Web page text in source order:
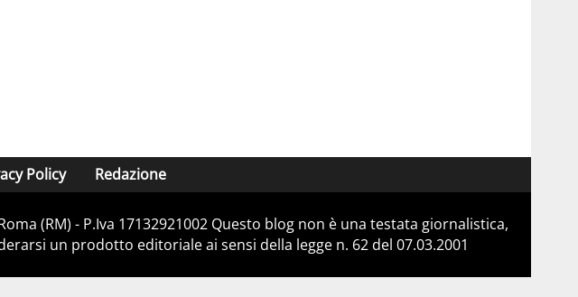
Policy Redazione
(RM) - P.Iva 17132921002 Questo blog non è una testata giornalistica,
un prodotto editoriale ai sensi della legge n. 62 del 07.03.2001